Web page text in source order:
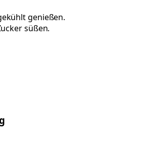
genießen.
süßen.